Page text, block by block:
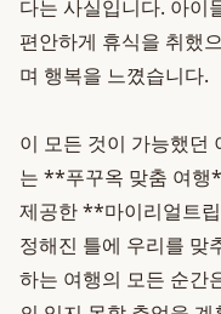
다는 사실입니다. 아이
편안하게 휴식을 취했
며 행복을 느꼈습니다.
이 모든 것이 가능했던
는 **푸꾸옥 맞춤 여행
제공한 **마이리얼트
정해진 틀에 우리를 맞
하는 여행의 모든 순간